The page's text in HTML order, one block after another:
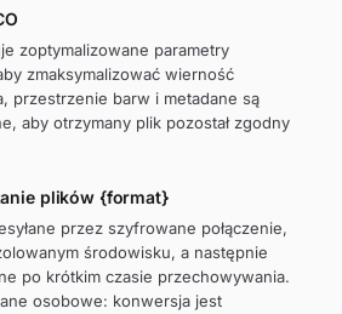
zoptymalizowane parametry
zmaksymalizować wierność
przestrzenie barw i metadane są
aby otrzymany plik pozostał zgodny
plików {format}
przez szyfrowane połączenie,
środowisku, a następnie
po krótkim czasie przechowywania.
osobowe: konwersja jest